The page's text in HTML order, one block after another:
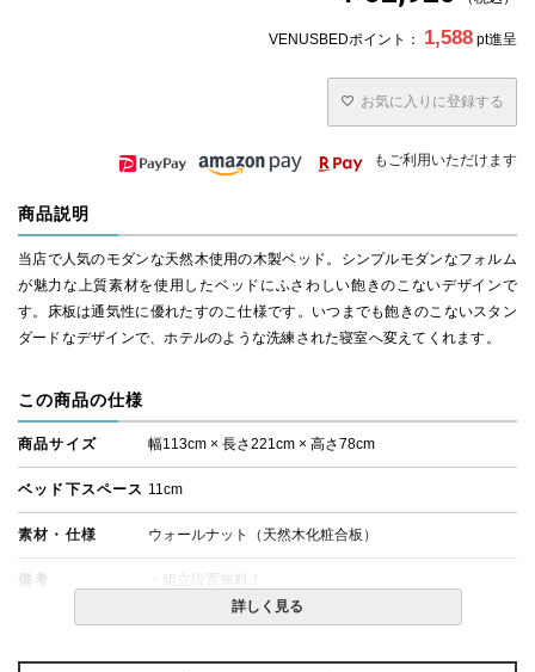
VENUSBEDポイント： 1,588 pt進呈
お気に入りに登録する
もご利用いただけます
商品説明
当店で人気のモダンな天然木使用の木製ベッド。シンプルモダンなフォルム
が魅力な上質素材を使用したベッドにふさわしい飽きのこないデザインで
す。床板は通気性に優れたすのこ仕様です。いつまでも飽きのこないスタン
ダードなデザインで、ホテルのような洗練された寝室へ変えてくれます。
この商品の仕様
商品サイズ 幅113cm × 長さ221cm × 高さ78cm
ベッド下スペース 11cm
素材・仕様 ウォールナット（天然木化粧合板）
備考
・組立設置無料！
・この商品は組み立て式です。
・ベッドフレームのみの金額です。
※北海道・沖縄・離島等一部地域へのお届けは別途送料
詳しく見る